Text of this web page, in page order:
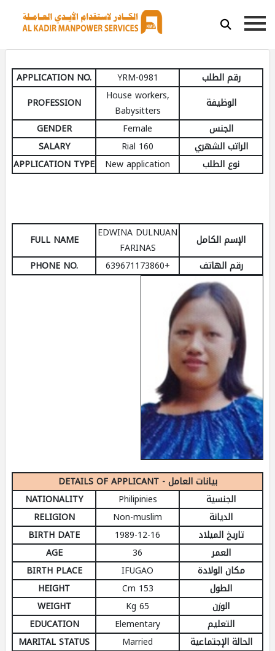
رقم الطلب YRM-0981
APPLICATION NO.
الوظيفة
House workers,
Babysitters
PROFESSION
الجنس
Female
GENDER
الراتب الشهري
160 Rial
SALARY
نوع الطلب
New application
APPLICATION TYPE
الإسم الكامل
EDWINA DULNUAN
FARINAS
FULL NAME
رقم الهاتف
+639671173860
PHONE NO.
DETAILS OF APPLICANT - بيانات العامل
الجنسية
Philipinies
NATIONALITY
الديانة
Non-muslim
RELIGION
تاريخ الميلاد
1989-12-16
BIRTH DATE
العمر
36
AGE
مكان الولادة
IFUGAO
BIRTH PLACE
الطول
153 Cm
HEIGHT
الوزن
65 Kg
WEIGHT
التعليم
Elementary
EDUCATION
الحالة الإجتماعية
Married
MARITAL STATUS